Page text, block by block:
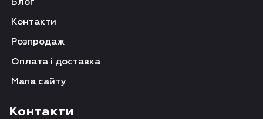
Блог
Контакти
Розпродаж
Оплата і доставка
Мапа сайту
Контакти